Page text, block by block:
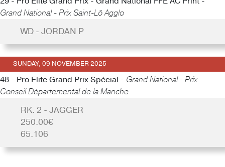
Grand National - Prix Saint-Lô Agglo
WD - JORDAN P
SUNDAY, 09 NOVEMBER 2025
48 - Pro Elite Grand Prix Spécial - Grand National - Prix
Conseil Départemental de la Manche
RK. 2 - JAGGER
250.00€
65.106